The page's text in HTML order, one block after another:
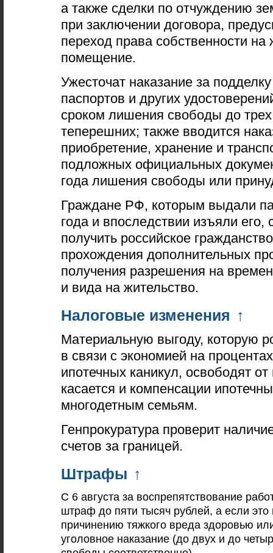
а также сделки по отчуждению
при заключении договора,
переход права собственности на
помещение.
Ужесточат наказание за
паспортов и других
сроком лишения свободы до
теперешних; также вводится
приобретение, хранение и
подложных официальных
года лишения свободы или
Граждане РФ, которым выдали
года и впоследствии изъяли его,
получить российское
прохождения дополнительных
получения разрешения на
и вида на жительство.
Налоговые изменения ↑
Материальную выгоду, которую
в связи с экономией на
ипотечных каникул, освободят
касается и компенсации
многодетным семьям.
Генпрокуратура проверит
счетов за границей.
Штрафы ↑
С 6 августа за воспрепятствование
штраф до пяти тысяч рублей, а если это
причинению тяжкого вреда здоровью
уголовное наказание (до двух и до